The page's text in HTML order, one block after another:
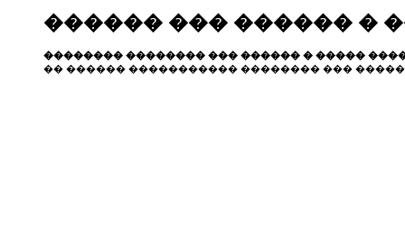
������ ��� ������ �
�������� �������� ��� ������ � �����
�� ������ ����������� �������� ���